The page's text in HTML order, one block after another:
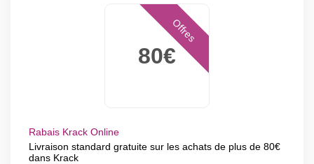
80€
Offres
Rabais Krack Online
Livraison standard gratuite sur les achats de plus de 80€
dans Krack